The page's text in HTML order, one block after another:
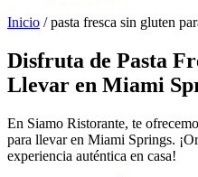
Inicio / pasta fresca sin gluten
Disfruta de Pasta
Llevar en Miami
En Siamo Ristorante, te
para llevar en Miami Springs.
experiencia auténtica en casa!